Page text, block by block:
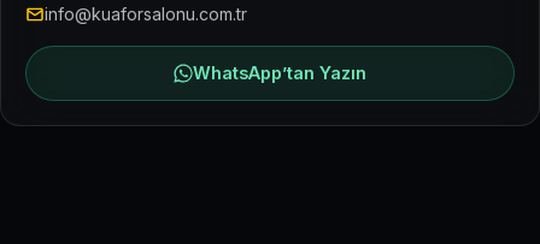
info@kuaforsalonu.com.tr
WhatsApp’tan Yazın